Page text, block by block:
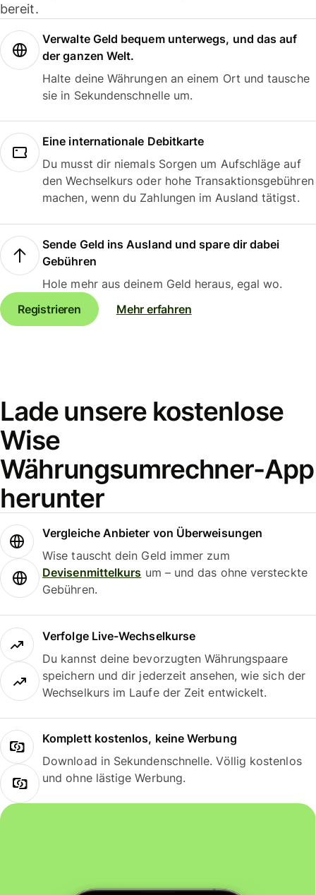
bereit.
Verwalte Geld bequem unterwegs, und das auf
der ganzen Welt.
Halte deine Währungen an einem Ort und tausche
sie in Sekundenschnelle um.
Eine internationale Debitkarte
Du musst dir niemals Sorgen um Aufschläge auf
den Wechselkurs oder hohe Transaktionsgebühren
machen, wenn du Zahlungen im Ausland tätigst.
Sende Geld ins Ausland und spare dir dabei
Gebühren
Hole mehr aus deinem Geld heraus, egal wo.
Registrieren
Mehr erfahren
Lade unsere kostenlose
Wise
Währungsumrechner-App
herunter
Vergleiche Anbieter von Überweisungen
Wise tauscht dein Geld immer zum
Devisenmittelkurs um – und das ohne versteckte
Gebühren.
Verfolge Live-Wechselkurse
Du kannst deine bevorzugten Währungspaare
speichern und dir jederzeit ansehen, wie sich der
Wechselkurs im Laufe der Zeit entwickelt.
Komplett kostenlos, keine Werbung
Download in Sekundenschnelle. Völlig kostenlos
und ohne lästige Werbung.